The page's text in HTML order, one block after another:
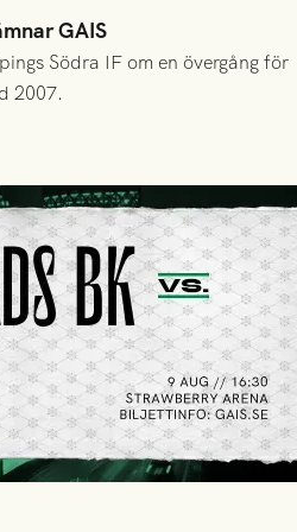
GAIS
Södra IF om en övergång för
2007.